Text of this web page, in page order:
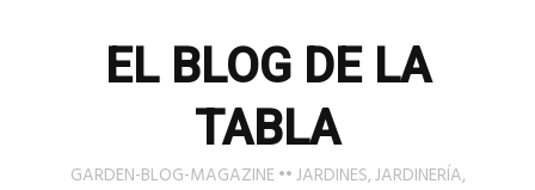
EL BLOG DE LA
TABLA
GARDEN-BLOG-MAGAZINE •• JARDINES, JARDINERÍA,